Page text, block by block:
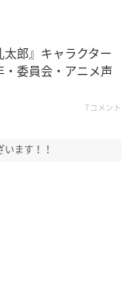
太郎』キャラクター
委員会・アニメ声
7コメント
ます！！